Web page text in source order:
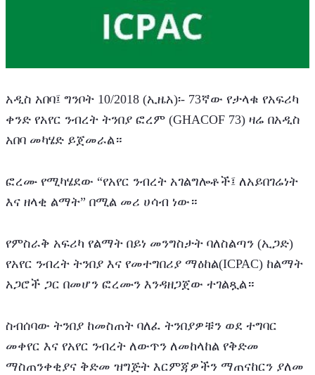
አዲስ አበባ፤ ግንቦት 10/2018 (ኢዜአ)፡- 73ኛው የታላቁ የአፍሪካ
ቀንድ የአየር ንብረት ትንበያ ፎረም (GHACOF 73) ዛሬ በአዲስ
አበባ መካሄድ ይጀመራል።
ፎረሙ የሚካሄደው “የአየር ንብረት አገልግሎቶች፤ ለአይበገሬነት
እና ዘላቂ ልማት” በሚል መሪ ሀሳብ ነው።
የምስራቅ አፍሪካ የልማት በይነ መንግስታት ባለስልጣን (ኢጋድ)
የአየር ንብረት ትንበያ እና የመተግበሪያ ማዕከል(ICPAC) ከልማት
አጋሮች ጋር በመሆን ፎረሙን እንዳዘጋጀው ተገልጿል።
ስብሰባው ትንበያ ከመስጠት ባለፈ ትንበያዎቹን ወደ ተግባር
መቀየር እና የአየር ንብረት ለውጥን ለመከላከል የቅድመ
ማስጠንቀቂያና ቅድመ ዝግጅት እርምጃዎችን ማጠናከርን ያለመ